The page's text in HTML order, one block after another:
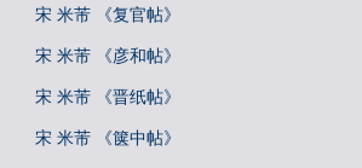
宋 米芾 《复官帖》
宋 米芾 《彦和帖》
宋 米芾 《晋纸帖》
宋 米芾 《箧中帖》